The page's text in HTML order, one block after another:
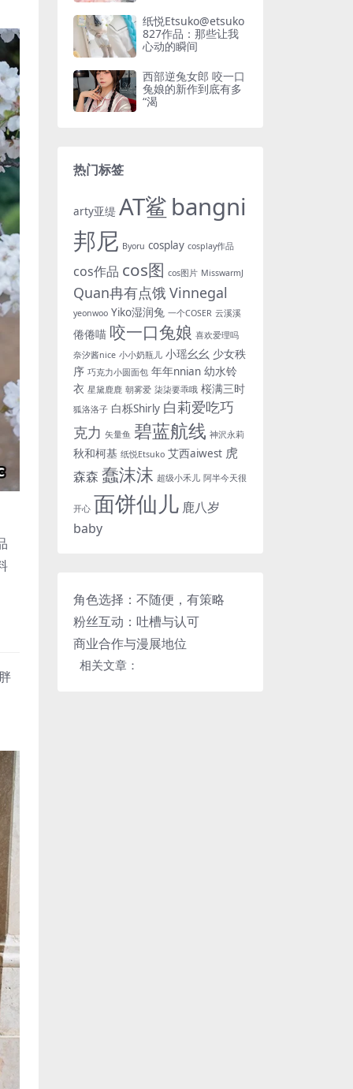
纸悦Etsuko@etsuko
827作品：那些让我
心动的瞬间
西部逆兔女郎 咬一口
兔娘的新作到底有多
“渴
热门标签
arty亚缇 AT鲨 bangni
邦尼 Byoru cosplay cosplay作品
cos作品 cos图 cos图片 MisswarmJ
Quan冉有点饿 Vinnegal
yeonwoo Yiko湿润兔 一个COSER 云溪溪
倦倦喵 咬一口兔娘 喜欢爱理吗
奈汐酱nice 小小奶瓶儿 小瑶幺幺 少女秩
序 巧克力小圆面包 年年nnian 幼水铃
衣 星黛鹿鹿 朝雾爱 柒柒要乖哦 桜满三时
狐洛洛子 白栎Shirly 白莉爱吃巧
克力 矢量鱼 碧蓝航线 神沢永莉
秋和柯基 纸悦Etsuko 艾西aiwest 虎
森森 蠢沫沫 超级小禾儿 阿半今天很
开心 面饼仙儿 鹿八岁
baby
角色选择：不随便，有策略
粉丝互动：吐槽与认可
商业合作与漫展地位
相关文章：